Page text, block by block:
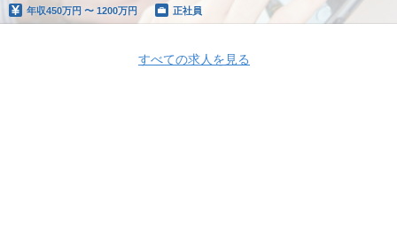
年収450万円 〜 1200万円 正社員
すべての求人を見る